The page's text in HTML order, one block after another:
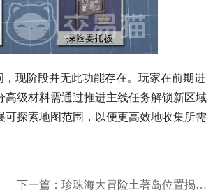
现阶段并无此功能存在。玩家在前期进
级材料需通过推进主线任务解锁新区域
探索地图范围，以便更高效地收集所需
下一篇： 珍珠海大冒险土著岛位置揭秘 珍珠海大冒险隐藏彩蛋全解析